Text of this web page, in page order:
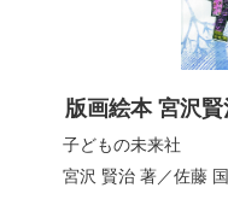
版画絵本 宮沢賢
子どもの未来社
宮沢 賢治著／佐藤